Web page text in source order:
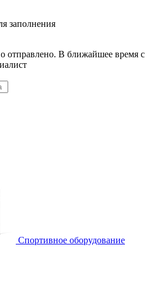
заполнения
отправлено. В ближайшее время с
Спортивное оборудование